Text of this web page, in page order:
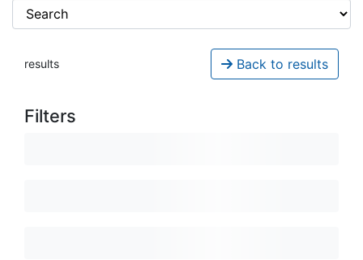
results Back to results
Filters